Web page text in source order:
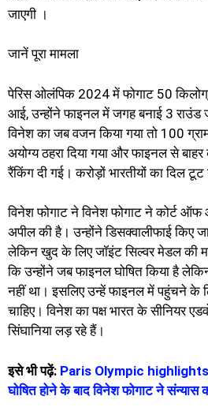
जाएगी ।
जानें पूरा मामला
पेरिस ओलंपिक 2024 में फोगाट 50
आई, उन्होंने फाइनल में जगह बनाई 3
विनेश का जब वजन किया गया तो 100
अयोग्य ठहरा दिया गया और फाइनल से बाहर
रैंकिंग दी गई। करोड़ों भारतीयों का दिल टूट
विनेश फोगाट ने विनेश फोगाट ने कोर्ट ऑफ
अपील की है। उन्होंने डिसक्वालीफाई किए
लेकिन खुद के लिए जॉइंट सिल्वर मेडल की
कि उन्होंने जब फाइनल घोषित किया है
नहीं था। इसलिए उन्हें फाइनल में पहुंचने के
चाहिए। विनेश का पक्ष भारत के सीनियर
सिंघानिया लड़ रहे हैं।
इसे भी पढ़ें: Paris Olympic
घोषित होने के बाद विनेश फोगाट ने संन्यास